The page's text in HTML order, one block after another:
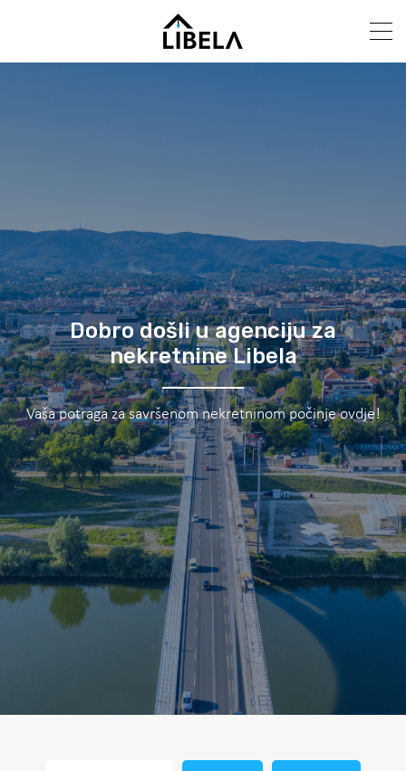
Dobro došli u agenciju za
nekretnine Libela
Vaša potraga za savršenom nekretninom počinje ovdje!